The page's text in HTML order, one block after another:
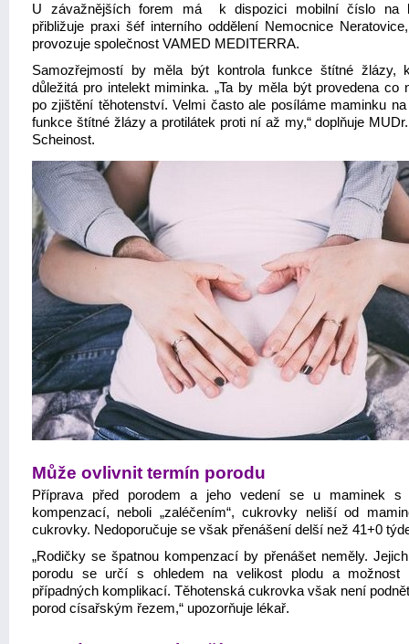
U závažnějších forem má k dispozici mobilní číslo na
přibližuje praxi šéf interního oddělení Nemocnice
provozuje společnost VAMED MEDITERRA.
Samozřejmostí by měla být kontrola funkce štítné žlázy,
důležitá pro intelekt miminka. „Ta by měla být provedena co
po zjištění těhotenství. Velmi často ale posíláme maminku na
funkce štítné žlázy a protilátek proti ní až my,“ doplňuje
Scheinost.
Může ovlivnit termín porodu
Příprava před porodem a jeho vedení se u maminek s
kompenzací, neboli „zaléčením“, cukrovky neliší od
cukrovky. Nedoporučuje se však přenášení delší než 41+0
„Rodičky se špatnou kompenzací by přenášet neměly.
porodu se určí s ohledem na velikost plodu a možnost
případných komplikací. Těhotenská cukrovka však není
porod císařským řezem,“ upozorňuje lékař.